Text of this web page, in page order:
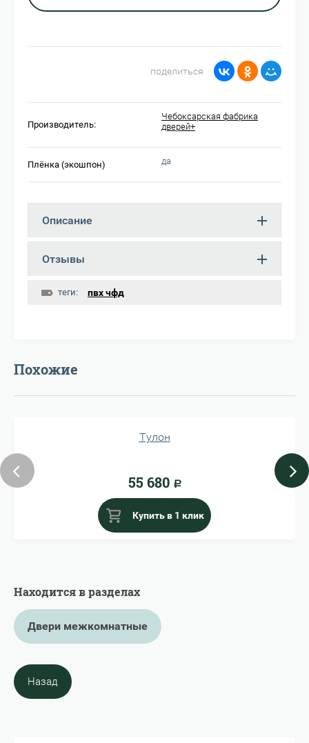
поделиться
Производитель:
Чебоксарская фабрика
дверей+
Плёнка (экошпон) да
Описание
Отзывы
теги: пвх чфд
Похожие
Тулон
55 680 Р
Купить в 1 клик
Находится в разделах
Двери межкомнатные
Назад